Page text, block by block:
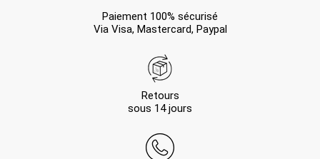
Paiement 100% sécurisé
Via Visa, Mastercard, Paypal
Retours
sous 14 jours